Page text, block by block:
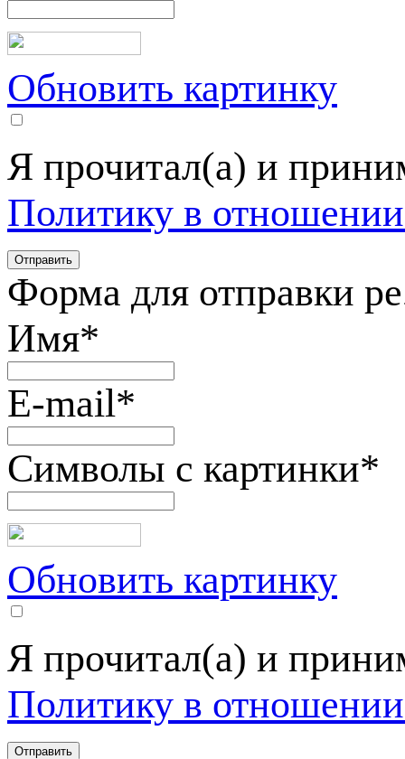
Обновить картинку
Я прочитал(а) и
Политику в
Форма для отправки
Имя*
E-mail*
Символы с картинки*
Обновить картинку
Я прочитал(а) и
Политику в